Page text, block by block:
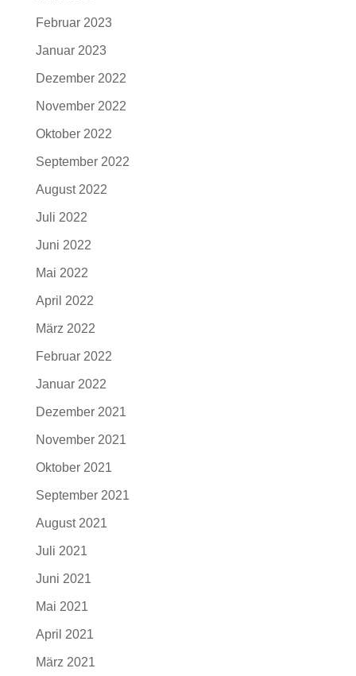
Februar 2023
Januar 2023
Dezember 2022
November 2022
Oktober 2022
September 2022
August 2022
Juli 2022
Juni 2022
Mai 2022
April 2022
März 2022
Februar 2022
Januar 2022
Dezember 2021
November 2021
Oktober 2021
September 2021
August 2021
Juli 2021
Juni 2021
Mai 2021
April 2021
März 2021